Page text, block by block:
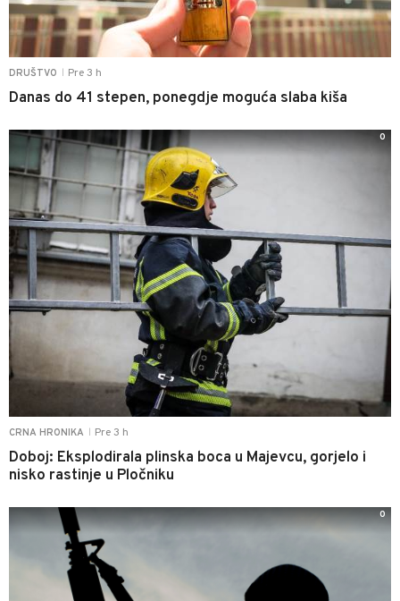
DRUŠTVO Pre 3 h
Danas do 41 stepen, ponegdje moguća slaba kiša
CRNA HRONIKA Pre 3 h
Doboj: Eksplodirala plinska boca u Majevcu, gorjelo i
nisko rastinje u Pločniku
0
0